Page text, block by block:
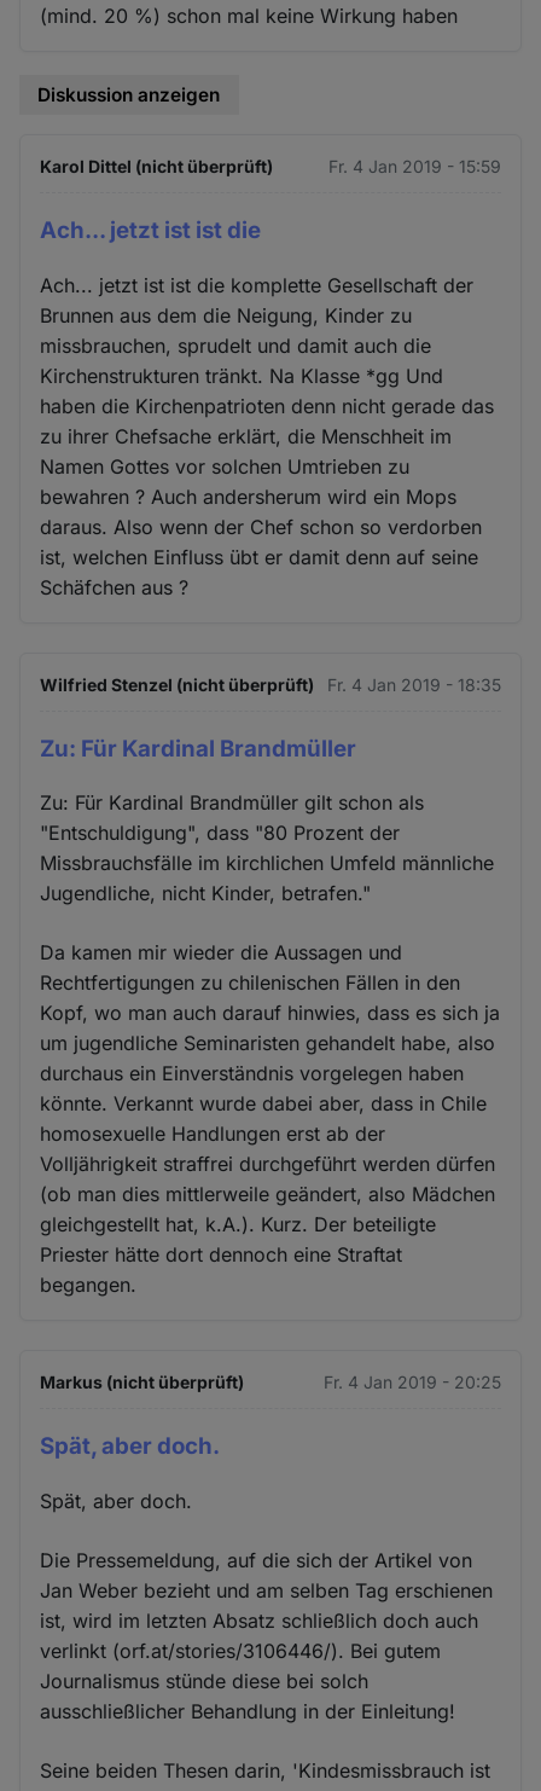
(mind. 20 %) schon mal keine Wirkung haben
Diskussion anzeigen
Karol Dittel (nicht überprüft) Fr. 4 Jan 2019 - 15:59
Ach... jetzt ist ist die
Ach... jetzt ist ist die komplette Gesellschaft der
Brunnen aus dem die Neigung, Kinder zu
missbrauchen, sprudelt und damit auch die
Kirchenstrukturen tränkt. Na Klasse *gg Und
haben die Kirchenpatrioten denn nicht gerade das
zu ihrer Chefsache erklärt, die Menschheit im
Namen Gottes vor solchen Umtrieben zu
bewahren ? Auch andersherum wird ein Mops
daraus. Also wenn der Chef schon so verdorben
ist, welchen Einfluss übt er damit denn auf seine
Schäfchen aus ?
Wilfried Stenzel (nicht überprüft) Fr. 4 Jan 2019 - 18:35
Zu: Für Kardinal Brandmüller
Zu: Für Kardinal Brandmüller gilt schon als
"Entschuldigung", dass "80 Prozent der
Missbrauchsfälle im kirchlichen Umfeld männliche
Jugendliche, nicht Kinder, betrafen."
Da kamen mir wieder die Aussagen und
Rechtfertigungen zu chilenischen Fällen in den
Kopf, wo man auch darauf hinwies, dass es sich ja
um jugendliche Seminaristen gehandelt habe, also
durchaus ein Einverständnis vorgelegen haben
könnte. Verkannt wurde dabei aber, dass in Chile
homosexuelle Handlungen erst ab der
Volljährigkeit straffrei durchgeführt werden dürfen
(ob man dies mittlerweile geändert, also Mädchen
gleichgestellt hat, k.A.). Kurz. Der beteiligte
Priester hätte dort dennoch eine Straftat
begangen.
Markus (nicht überprüft) Fr. 4 Jan 2019 - 20:25
Spät, aber doch.
Spät, aber doch.
Die Pressemeldung, auf die sich der Artikel von
Jan Weber bezieht und am selben Tag erschienen
ist, wird im letzten Absatz schließlich doch auch
verlinkt (orf.at/stories/3106446/). Bei gutem
Journalismus stünde diese bei solch
ausschließlicher Behandlung in der Einleitung!
Seine beiden Thesen darin, 'Kindesmissbrauch ist